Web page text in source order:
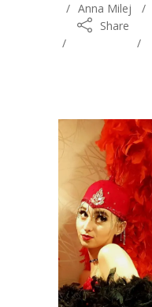
Anna Milej
Share